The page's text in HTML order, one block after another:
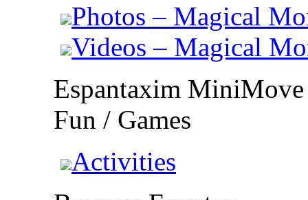
Photos – Magical
Videos – Magical
Espantaxim MiniMove
Fun / Games
Activities